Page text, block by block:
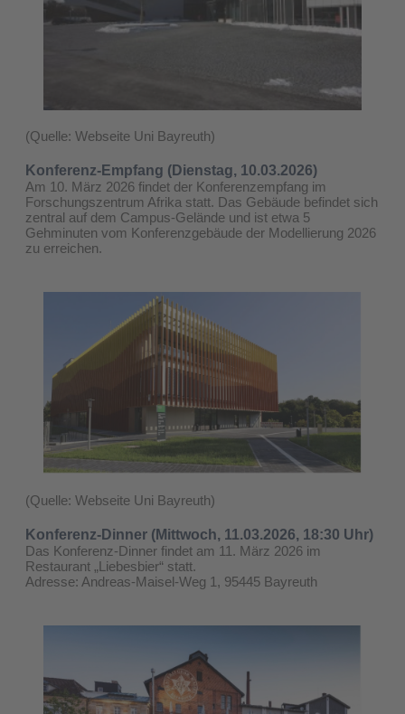
(Quelle: Webseite Uni Bayreuth)
Konferenz-Empfang (Dienstag, 10.03.2026)
Am 10. März 2026 findet der Konferenzempfang im
Forschungszentrum Afrika statt. Das Gebäude befindet sich
zentral auf dem Campus-Gelände und ist etwa 5
Gehminuten vom Konferenzgebäude der Modellierung 2026
zu erreichen.
(Quelle: Webseite Uni Bayreuth)
Konferenz-Dinner (Mittwoch, 11.03.2026, 18:30 Uhr)
Das Konferenz-Dinner findet am 11. März 2026 im
Restaurant „Liebesbier“ statt.
Adresse: Andreas-Maisel-Weg 1, 95445 Bayreuth